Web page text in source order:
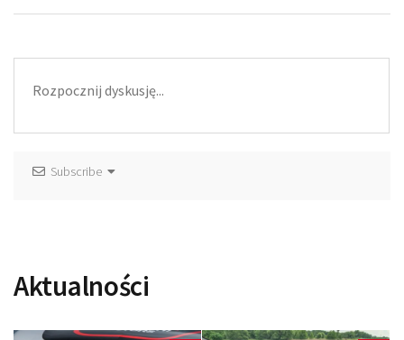
Subscribe
Aktualności